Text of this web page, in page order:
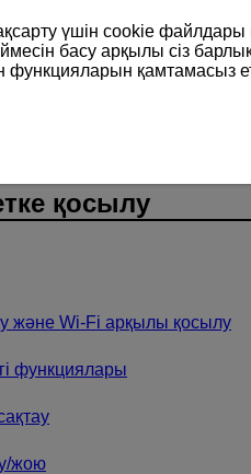
қосылу
және Wi-Fi арқылы қосылу
функциялары
жою
үшін сookie
басу арқылы сіз
қамтамасыз